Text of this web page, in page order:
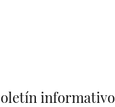
informativo